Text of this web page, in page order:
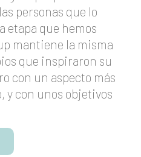
personas que lo
etapa que hemos
mantiene la misma
que inspiraron su
con un aspecto más
y con unos objetivos